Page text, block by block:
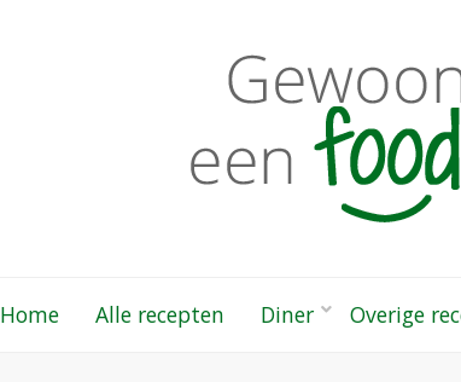
Home Alle recepten Diner Overige